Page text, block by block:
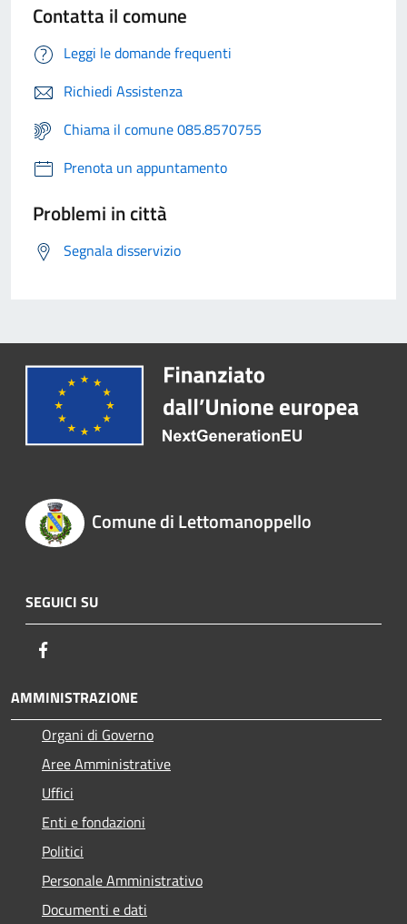
Contatta il comune
Leggi le domande frequenti
Richiedi Assistenza
Chiama il comune 085.8570755
Prenota un appuntamento
Problemi in città
Segnala disservizio
Comune di Lettomanoppello
SEGUICI SU
AMMINISTRAZIONE
Organi di Governo
Aree Amministrative
Uffici
Enti e fondazioni
Politici
Personale Amministrativo
Documenti e dati